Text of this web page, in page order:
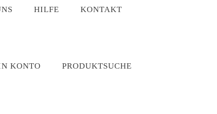
HILFE KONTAKT
KONTO PRODUKTSUCHE